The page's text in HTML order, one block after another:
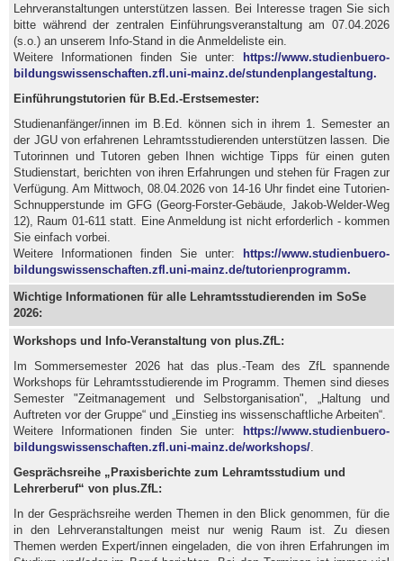
Lehrveranstaltungen unterstützen lassen. Bei Interesse tragen Sie sich
bitte während der zentralen Einführungsveranstaltung am 07.04.2026
(s.o.) an unserem Info-Stand in die Anmeldeliste ein.
Weitere Informationen finden Sie unter:
https://www.studienbuero-
bildungswissenschaften.zfl.uni-mainz.de/stundenplangestaltung.
Einführungstutorien für B.Ed.-Erstsemester:
Studienanfänger/innen im B.Ed. können sich in ihrem 1. Semester an
der JGU von erfahrenen Lehramtsstudierenden unterstützen lassen. Die
Tutorinnen und Tutoren geben Ihnen wichtige Tipps für einen guten
Studienstart, berichten von ihren Erfahrungen und stehen für Fragen zur
Verfügung. Am Mittwoch, 08.04.2026 von 14-16 Uhr findet eine Tutorien-
Schnupperstunde im GFG (Georg-Forster-Gebäude, Jakob-Welder-Weg
12), Raum 01-611 statt. Eine Anmeldung ist nicht erforderlich - kommen
Sie einfach vorbei.
Weitere Informationen finden Sie unter:
https://www.studienbuero-
bildungswissenschaften.zfl.uni-mainz.de/tutorienprogramm.
Wichtige Informationen für alle Lehramtsstudierenden im SoSe
2026:
Workshops und Info-Veranstaltung von plus.ZfL:
Im Sommersemester 2026 hat das plus.-Team des ZfL spannende
Workshops für Lehramtsstudierende im Programm. Themen sind dieses
Semester "Zeitmanagement und Selbstorganisation", „Haltung und
Auftreten vor der Gruppe“ und „Einstieg ins wissenschaftliche Arbeiten“.
Weitere Informationen finden Sie unter:
https://www.studienbuero-
bildungswissenschaften.zfl.uni-mainz.de/workshops/.
Gesprächsreihe „Praxisberichte zum Lehramtsstudium und
Lehrerberuf“ von plus.ZfL:
In der Gesprächsreihe werden Themen in den Blick genommen, für die
in den Lehrveranstaltungen meist nur wenig Raum ist. Zu diesen
Themen werden Expert/innen eingeladen, die von ihren Erfahrungen im